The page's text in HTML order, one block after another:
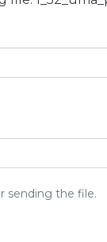
sending the file.